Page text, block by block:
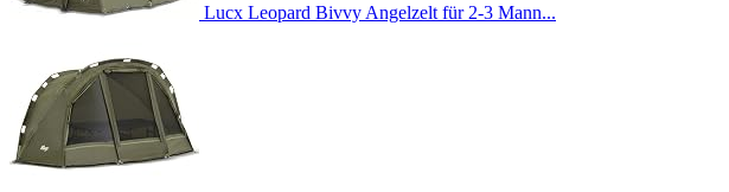
Lucx Leopard Bivvy Angelzelt für 2-3 Mann...